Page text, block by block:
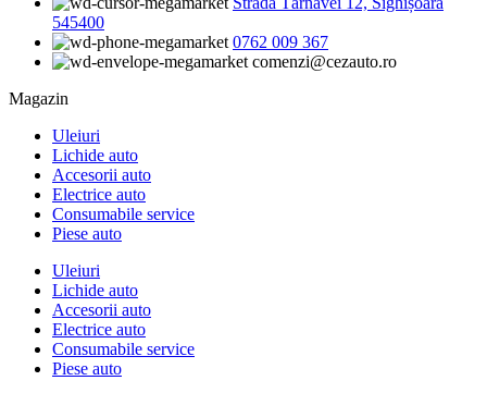
545400
0762 009 367
comenzi@cezauto.ro
Magazin
Uleiuri
Lichide auto
Accesorii auto
Electrice auto
Consumabile service
Piese auto
Uleiuri
Lichide auto
Accesorii auto
Electrice auto
Consumabile service
Piese auto